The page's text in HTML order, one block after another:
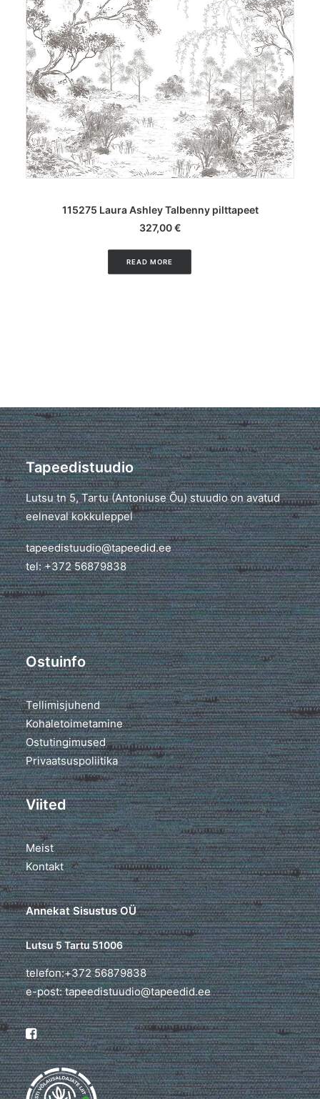
LISA KORVI
154MW Engraved Landscape Gold Metallic White
pilttapeet
Tapeedistuudio
Lutsu tn 5, Tartu (Antoniuse Õu) stuudio on avatud
eelneval kokkuleppel
tapeedistuudio@tapeedid.ee
tel: +372 56879838
Ostuinfo
Tellimisjuhend
Kohaletoimetamine
Ostutingimused
Privaatsuspoliitika
Viited
Meist
Kontakt
Annekat Sisustus OÜ
Lutsu 5 Tartu 51006
telefon:+372 56879838
e-post: tapeedistuudio@tapeedid.ee